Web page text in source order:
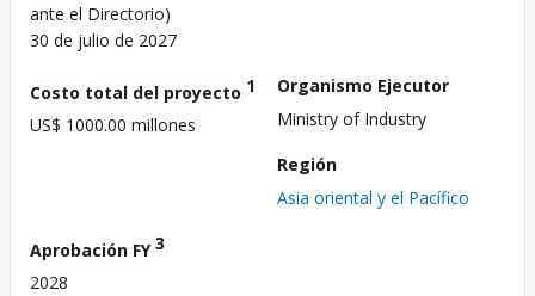
ante el Directorio)
30 de julio de 2027
Costo total del proyecto 1
US$ 1000.00 millones
Organismo Ejecutor
Ministry of Industry
Región
Asia oriental y el Pacífico
Aprobación FY3
2028